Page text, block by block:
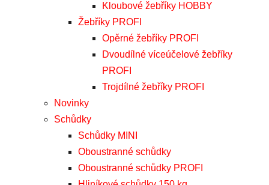
Kloubové žebříky HOBBY
Žebříky PROFI
Opěrné žebříky PROFI
Dvoudílné víceúčelové žebříky
PROFI
Trojdílné žebříky PROFI
Novinky
Schůdky
Schůdky MINI
Oboustranné schůdky
Oboustranné schůdky PROFI